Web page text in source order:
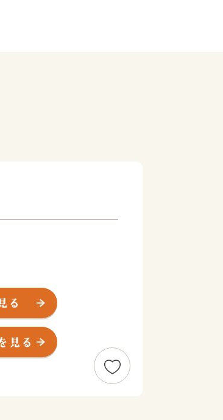
おでこの位置に当たると